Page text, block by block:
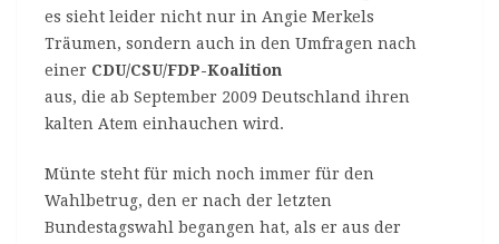
es sieht leider nicht nur in Angie Merkels
Träumen, sondern auch in den Umfragen nach
einer CDU/CSU/FDP-Koalition
aus, die ab September 2009 Deutschland ihren
kalten Atem einhauchen wird.
Münte steht für mich noch immer für den
Wahlbetrug, den er nach der letzten
Bundestagswahl begangen hat, als er aus der